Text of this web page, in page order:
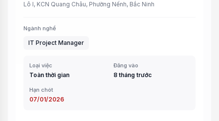
Lô I, KCN Quang Châu, Phường Nếnh, Bắc Ninh
Ngành nghề
IT Project Manager
Loại việc
Toàn thời gian
Đăng vào
8 tháng trước
Hạn chót
07/01/2026